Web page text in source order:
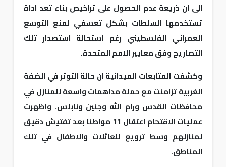
الى ان ذريعة عدم الحصول على تراخيص بناء تعد اداة
تستخدمها السلطات بشكل تعسفي لمنع التوسع
العمراني الفلسطيني رغم استحالة استصدار تلك
التصاريح وفق معايير الامم المتحدة.
وكشفت المتابعات الميدانية ان حالة التوتر في الضفة
الغربية تزامنت مع حملة مداهمات واسعة للمنازل في
محافظات القدس ورام الله وجنين ونابلس. واظهرت
عمليات الاقتحام اعتقال 11 مواطنا بعد تفتيش دقيق
لمنازلهم وسط ترويع للعائلات والاطفال في تلك
المناطق.